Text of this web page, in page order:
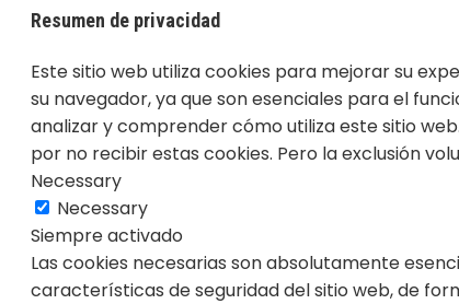
Resumen de privacidad
Este sitio web utiliza cookies para mejorar su
su navegador, ya que son esenciales para el
analizar y comprender cómo utiliza este sitio
por no recibir estas cookies. Pero la exclusión
Necessary
Necessary
Siempre activado
Las cookies necesarias son absolutamente
características de seguridad del sitio web, de